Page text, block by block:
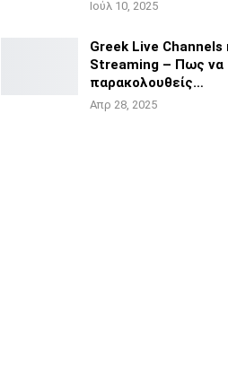
Ιούλ 10, 2025
Greek Live Channels
Streaming – Πως να
παρακολουθείς…
Απρ 28, 2025